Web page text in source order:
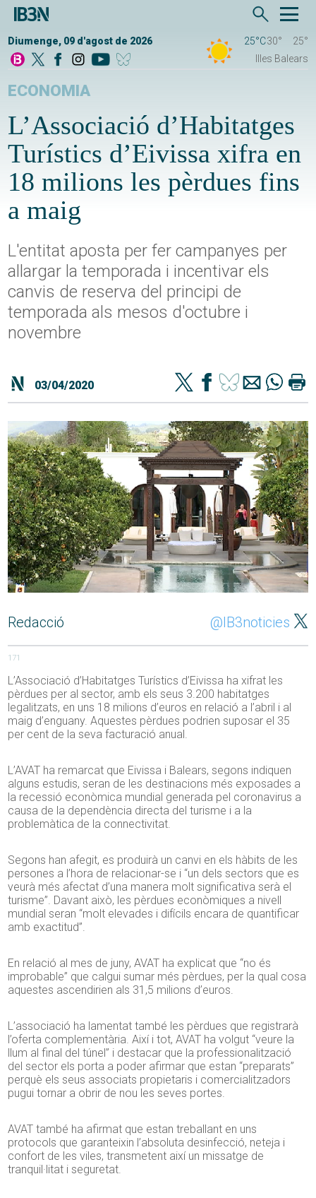
Diumenge, 09 d'agost de 2026 25°C30°
25°
Illes Balears
ECONOMIA
L’Associació d’Habitatges
Turístics d’Eivissa xifra en
18 milions les pèrdues fins
a maig
L'entitat aposta per fer campanyes per
allargar la temporada i incentivar els
canvis de reserva del principi de
temporada als mesos d'octubre i
novembre
03/04/2020
Redacció @IB3noticies
171
L’Associació d’Habitatges Turístics d’Eivissa ha xifrat les
pèrdues per al sector, amb els seus 3.200 habitatges
legalitzats, en uns 18 milions d’euros en relació a l’abril i al
maig d’enguany. Aquestes pèrdues podrien suposar el 35
per cent de la seva facturació anual.
L’AVAT ha remarcat que Eivissa i Balears, segons indiquen
alguns estudis, seran de les destinacions més exposades a
la recessió econòmica mundial generada pel coronavirus a
causa de la dependència directa del turisme i a la
problemàtica de la connectivitat.
Segons han afegit, es produirà un canvi en els hàbits de les
persones a l’hora de relacionar-se i “un dels sectors que es
veurà més afectat d’una manera molt significativa serà el
turisme”. Davant això, les pèrdues econòmiques a nivell
mundial seran “molt elevades i difícils encara de quantificar
amb exactitud”.
En relació al mes de juny, AVAT ha explicat que “no és
improbable” que calgui sumar més pèrdues, per la qual cosa
aquestes ascendirien als 31,5 milions d’euros.
L’associació ha lamentat també les pèrdues que registrarà
l’oferta complementària. Així i tot, AVAT ha volgut “veure la
llum al final del túnel” i destacar que la professionalització
del sector els porta a poder afirmar que estan “preparats”
perquè els seus associats propietaris i comercialitzadors
pugui tornar a obrir de nou les seves portes.
AVAT també ha afirmat que estan treballant en uns
protocols que garanteixin l’absoluta desinfecció, neteja i
confort de les viles, transmetent així un missatge de
tranquil·litat i seguretat.